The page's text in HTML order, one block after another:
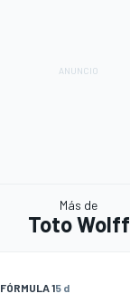
Más de
Toto Wolff
FÓRMULA 15 d